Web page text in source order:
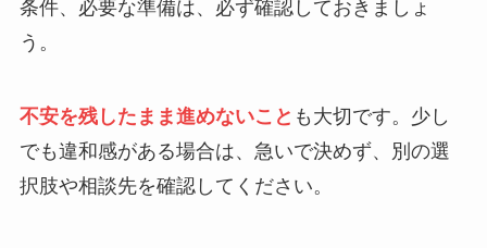
条件、必要な準備は、必ず確認しておきましょ
う。
不安を残したまま進めないこと も大切です。少し
でも違和感がある場合は、急いで決めず、別の選
択肢や相談先を確認してください。